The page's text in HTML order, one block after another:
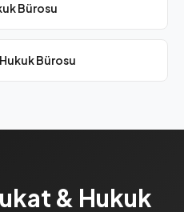
Bürosu
Bürosu
& Hukuk